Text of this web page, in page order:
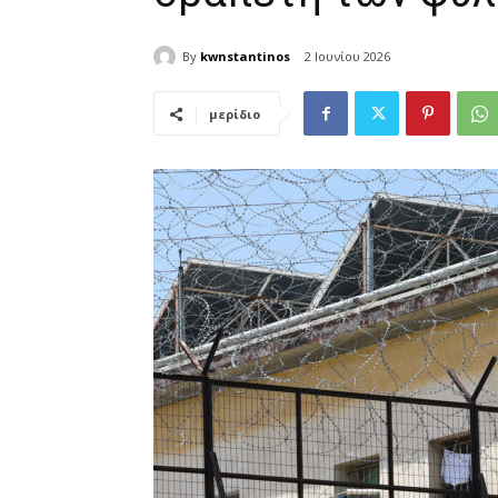
By kwnstantinos 2 Ιουνίου 2026
μερίδιο